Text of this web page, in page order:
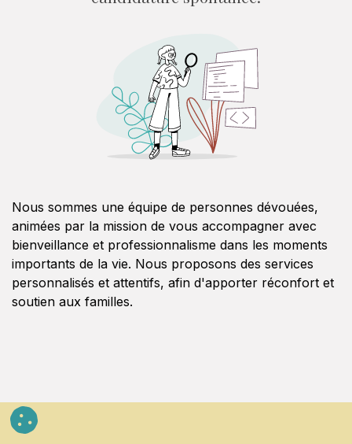
Nous sommes une équipe de personnes dévouées,
animées par la mission de vous accompagner avec
bienveillance et professionnalisme dans les moments
importants de la vie. Nous proposons des services
personnalisés et attentifs, afin d'apporter réconfort et
soutien aux familles.